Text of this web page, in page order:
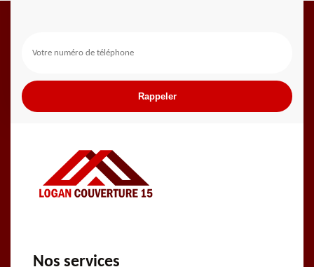
Nos services